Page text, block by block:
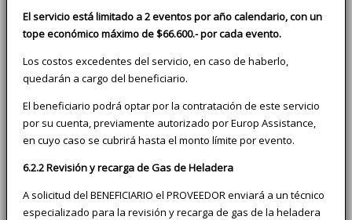
El servicio está limitado a 2 eventos por año calendario, con un
tope económico máximo de $66.600.- por cada evento.
Los costos excedentes del servicio, en caso de haberlo,
quedarán a cargo del beneficiario.
El beneficiario podrá optar por la contratación de este servicio
por su cuenta, previamente autorizado por Europ Assistance,
en cuyo caso se cubrirá hasta el monto límite por evento.
6.2.2 Revisión y recarga de Gas de Heladera
A solicitud del BENEFICIARIO el PROVEEDOR enviará a un técnico
especializado para la revisión y recarga de gas de la heladera